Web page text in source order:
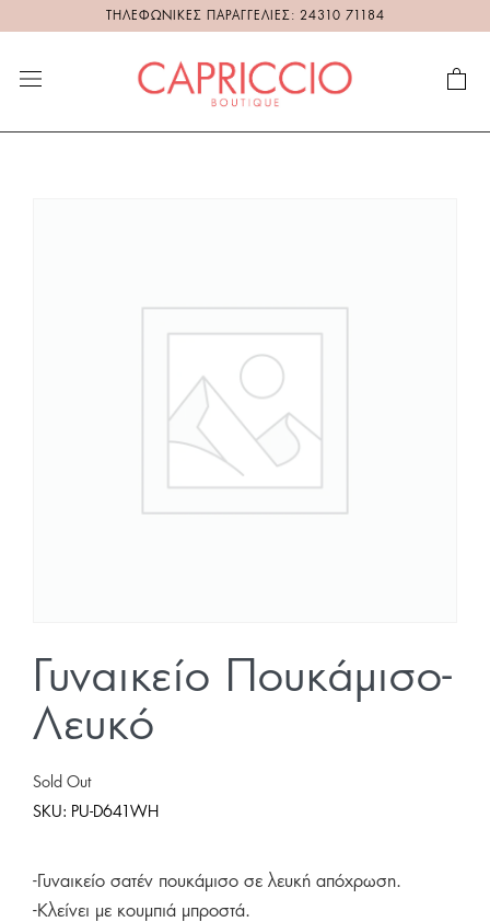
ΤΗΛΕΦΩΝΙΚΕΣ ΠΑΡΑΓΓΕΛΙΕΣ: 24310 71184
Γυναικείο Πουκάμισο-
Λευκό
Sold Out
SKU: PU-D641WH
-Γυναικείο σατέν πουκάμισο σε λευκή απόχρωση.
-Κλείνει με κουμπιά μπροστά.